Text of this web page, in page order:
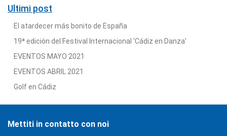
Ultimi post
El atardecer más bonito de España
19ª edición del Festival Internacional ‘Cádiz en Danza’
EVENTOS MAYO 2021
EVENTOS ABRIL 2021
Golf en Cádiz
Mettiti in contatto con noi